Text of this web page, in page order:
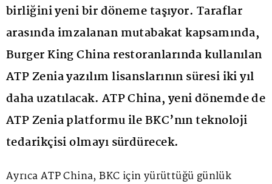
birliğini yeni bir döneme taşıyor. Taraflar
arasında imzalanan mutabakat kapsamında,
Burger King China restoranlarında kullanılan
ATP Zenia yazılım lisanslarının süresi iki yıl
daha uzatılacak. ATP China, yeni dönemde de
ATP Zenia platformu ile BKC’nın teknoloji
tedarikçisi olmayı sürdürecek.
Ayrıca ATP China, BKC için yürüttüğü günlük